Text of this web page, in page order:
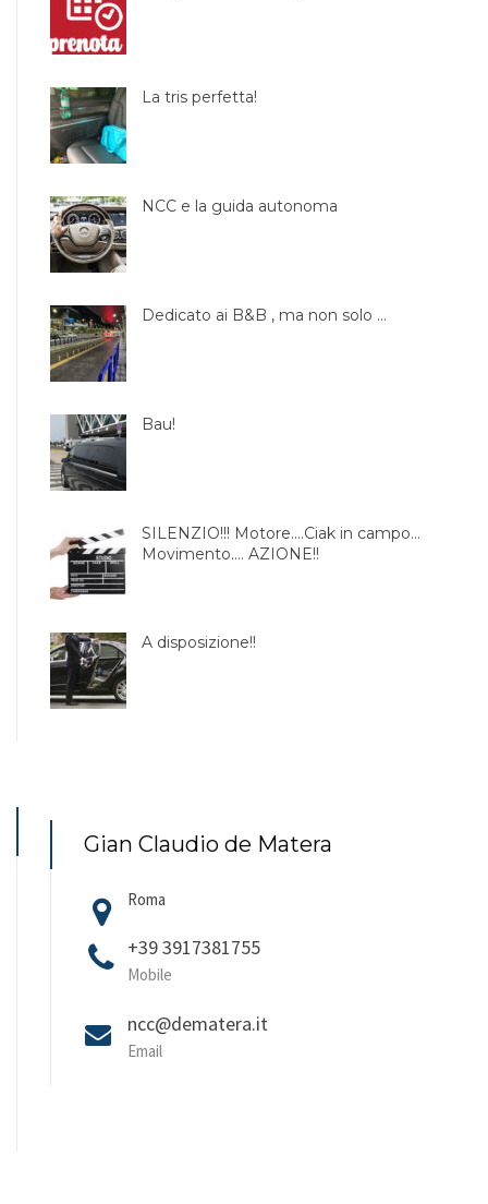
La tris perfetta!
NCC e la guida autonoma
Dedicato ai B&B , ma non solo …
Bau!
SILENZIO!!! Motore….Ciak in campo…
Movimento…. AZIONE!!
A disposizione!!
Gian Claudio de Matera
Roma
+39 3917381755
Mobile
ncc@dematera.it
Email